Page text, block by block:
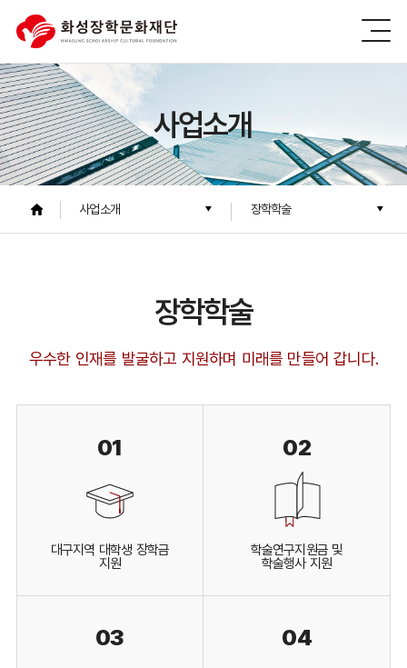
사업소개
사업소개 장학학술
장학학술
우수한 인재를 발굴하고 지원하며 미래를 만들어 갑니다.
01
대구지역 대학생 장학금
지원
02
학술연구지원금 및
학술행사 지원
03 04